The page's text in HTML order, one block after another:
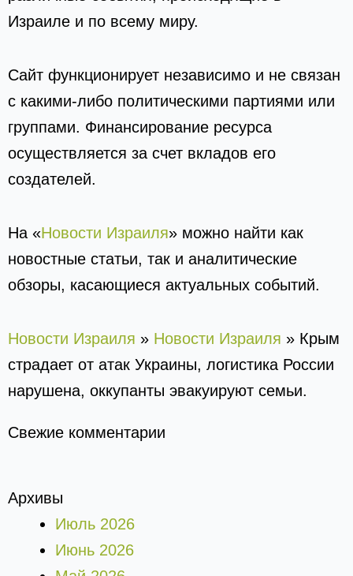
Израиле и по всему миру.
Сайт функционирует независимо и не связан
с какими-либо политическими партиями или
группами. Финансирование ресурса
осуществляется за счет вкладов его
создателей.
На «Новости Израиля» можно найти как
новостные статьи, так и аналитические
обзоры, касающиеся актуальных событий.
Новости Израиля » Новости Израиля » Крым
страдает от атак Украины, логистика России
нарушена, оккупанты эвакуируют семьи.
Свежие комментарии
Архивы
Июль 2026
Июнь 2026